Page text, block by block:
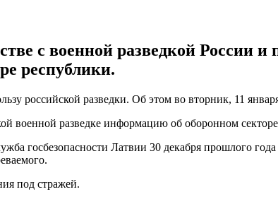
с военной разведкой России и
республики.
российской разведки. Об этом во вторник, 11
военной разведке информацию об оборонном
госбезопасности Латвии 30 декабря прошлого
под стражей.